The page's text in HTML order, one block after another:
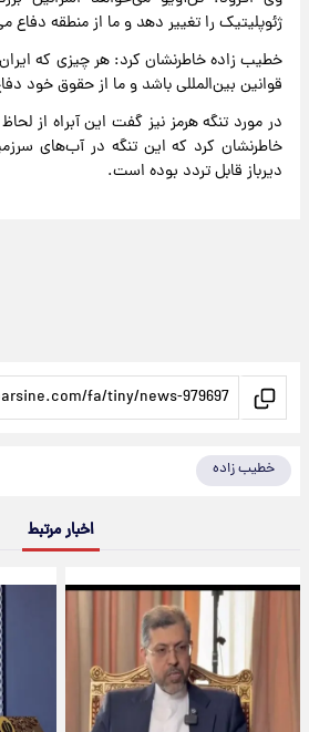
ژئوپلیتیک را تغییر دهد و ما از منطقه دفاع
خطیب زاده خاطرنشان کرد: هر چیزی که
قوانین بین‌المللی باشد و ما از حقوق خود
در مورد تنگه هرمز نیز گفت این آبراه از
خاطرنشان کرد که این تنگه در آب‌های
دیرباز قابل تردد بوده است.
خطیب زاده
اخبار مرتبط